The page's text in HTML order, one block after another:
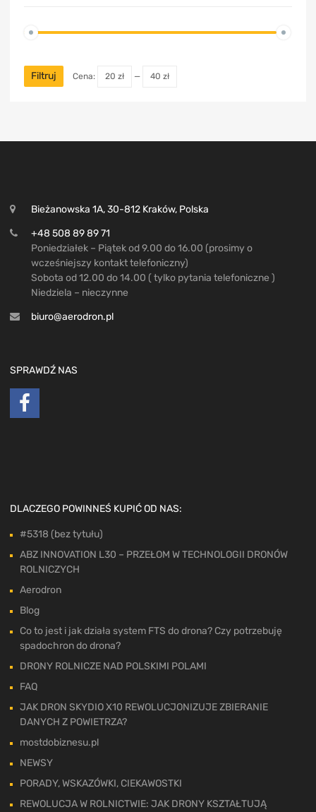
Filtruj Cena: 20 zł — 40 zł
Bieżanowska 1A, 30-812 Kraków, Polska
+48 508 89 89 71
Poniedziałek – Piątek od 9.00 do 16.00 (prosimy o
wcześniejszy kontakt telefoniczny)
Sobota od 12.00 do 14.00 ( tylko pytania telefoniczne )
Niedziela – nieczynne
biuro@aerodron.pl
SPRAWDŹ NAS
DLACZEGO POWINNEŚ KUPIĆ OD NAS:
#5318 (bez tytułu)
ABZ INNOVATION L30 – PRZEŁOM W TECHNOLOGII DRONÓW
ROLNICZYCH
Aerodron
Blog
Co to jest i jak działa system FTS do drona? Czy potrzebuję
spadochron do drona?
DRONY ROLNICZE NAD POLSKIMI POLAMI
FAQ
JAK DRON SKYDIO X10 REWOLUCJONIZUJE ZBIERANIE
DANYCH Z POWIETRZA?
mostdobiznesu.pl
NEWSY
PORADY, WSKAZÓWKI, CIEKAWOSTKI
REWOLUCJA W ROLNICTWIE: JAK DRONY KSZTAŁTUJĄ